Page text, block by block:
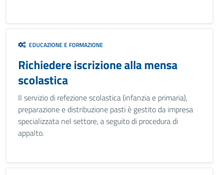
EDUCAZIONE E FORMAZIONE
Richiedere iscrizione alla mensa
scolastica
Il servizio di refezione scolastica (infanzia e primaria),
preparazione e distribuzione pasti è gestito da impresa
specializzata nel settore, a seguito di procedura di
appalto.